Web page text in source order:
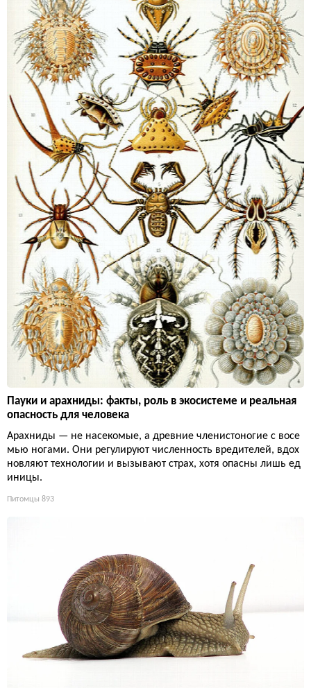
Пауки и арахниды: факты, роль в экосистеме и реальная
опасность для человека
Арахниды — не насекомые, а древние членистоногие с восе
мью ногами. Они регулируют численность вредителей, вдох
новляют технологии и вызывают страх, хотя опасны лишь ед
иницы.
Питомцы 893